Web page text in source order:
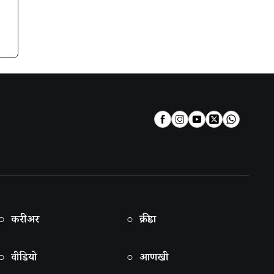
करीअर ○ क्रीडा
वीडियो ○ आणखी